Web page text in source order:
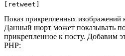
[retweet]
Показ прикрепленных изображений
Данный шорт может показывать
прикрепленное к посту. Добавим
PHP: